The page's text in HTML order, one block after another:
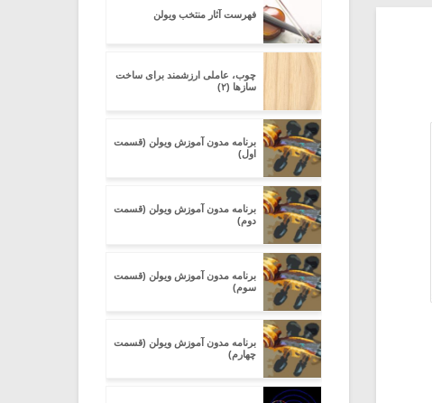
فهرست آثار منتخب ویولن
چوب، عاملی ارزشمند برای ساخت
سازها (۲)
برنامه مدون آموزش ویولن (قسمت
اول)
برنامه مدون آموزش ویولن (قسمت
دوم)
برنامه مدون آموزش ویولن (قسمت
سوم)
برنامه مدون آموزش ویولن (قسمت
چهارم)